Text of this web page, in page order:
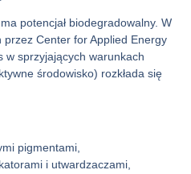
potencjał biodegradowalny. W
przezCenter for Applied Energy
w sprzyjających warunkach
środowisko) rozkłada się
pigmentami,
i utwardzaczami,